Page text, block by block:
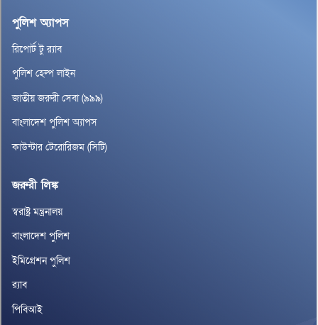
পুলিশ অ্যাপস
রিপোর্ট টু র‌্যাব
পুলিশ হেল্প লাইন
জাতীয় জরুরী সেবা (৯৯৯)
বাংলাদেশ পুলিশ অ্যাপস
কাউন্টার টেরোরিজম (সিটি)
জরুরী লিঙ্ক
স্বরাষ্ট্র মন্ত্রনালয়
বাংলাদেশ পুলিশ
ইমিগ্রেশন পুলিশ
র‌্যাব
পিবিআই